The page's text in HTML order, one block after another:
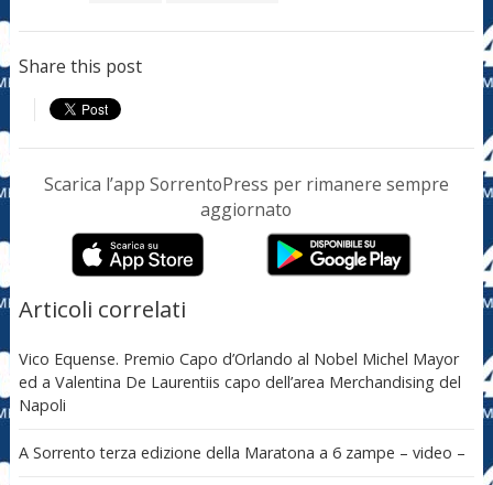
Share this post
Scarica l’app SorrentoPress per rimanere sempre
aggiornato
Articoli correlati
Vico Equense. Premio Capo d’Orlando al Nobel Michel Mayor
ed a Valentina De Laurentiis capo dell’area Merchandising del
Napoli
A Sorrento terza edizione della Maratona a 6 zampe – video –